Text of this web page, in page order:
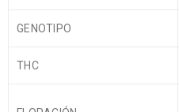
GENOTIPO
THC